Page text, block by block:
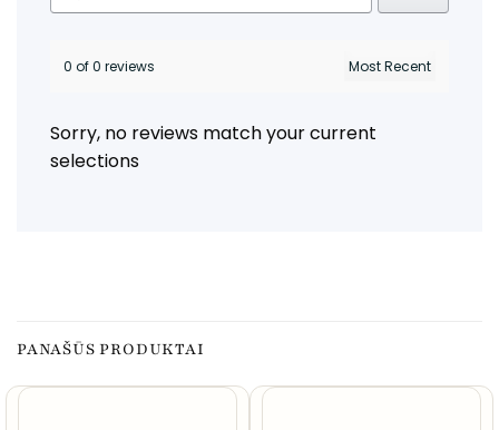
0 of 0 reviews
Sorry, no reviews match your current
selections
PANAŠŪS PRODUKTAI